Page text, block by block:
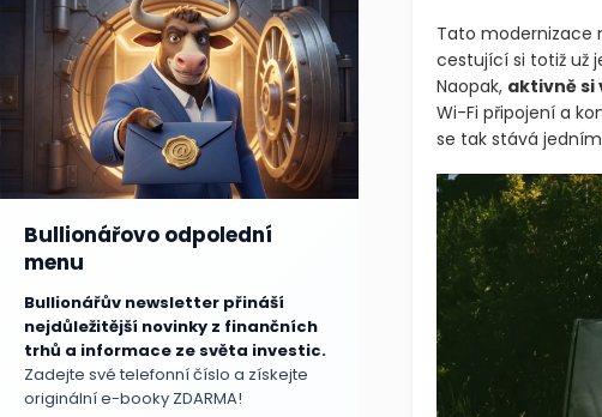
Tato modernizace
cestující si totiž už
Naopak, aktivně
Wi-Fi připojení a
se tak stává
Bullionářovo odpolední
menu
Bullionářův newsletter přináší
nejdůležitější novinky z finančních
trhů a informace ze světa investic.
Zadejte své telefonní číslo a získejte
originální e-booky ZDARMA!